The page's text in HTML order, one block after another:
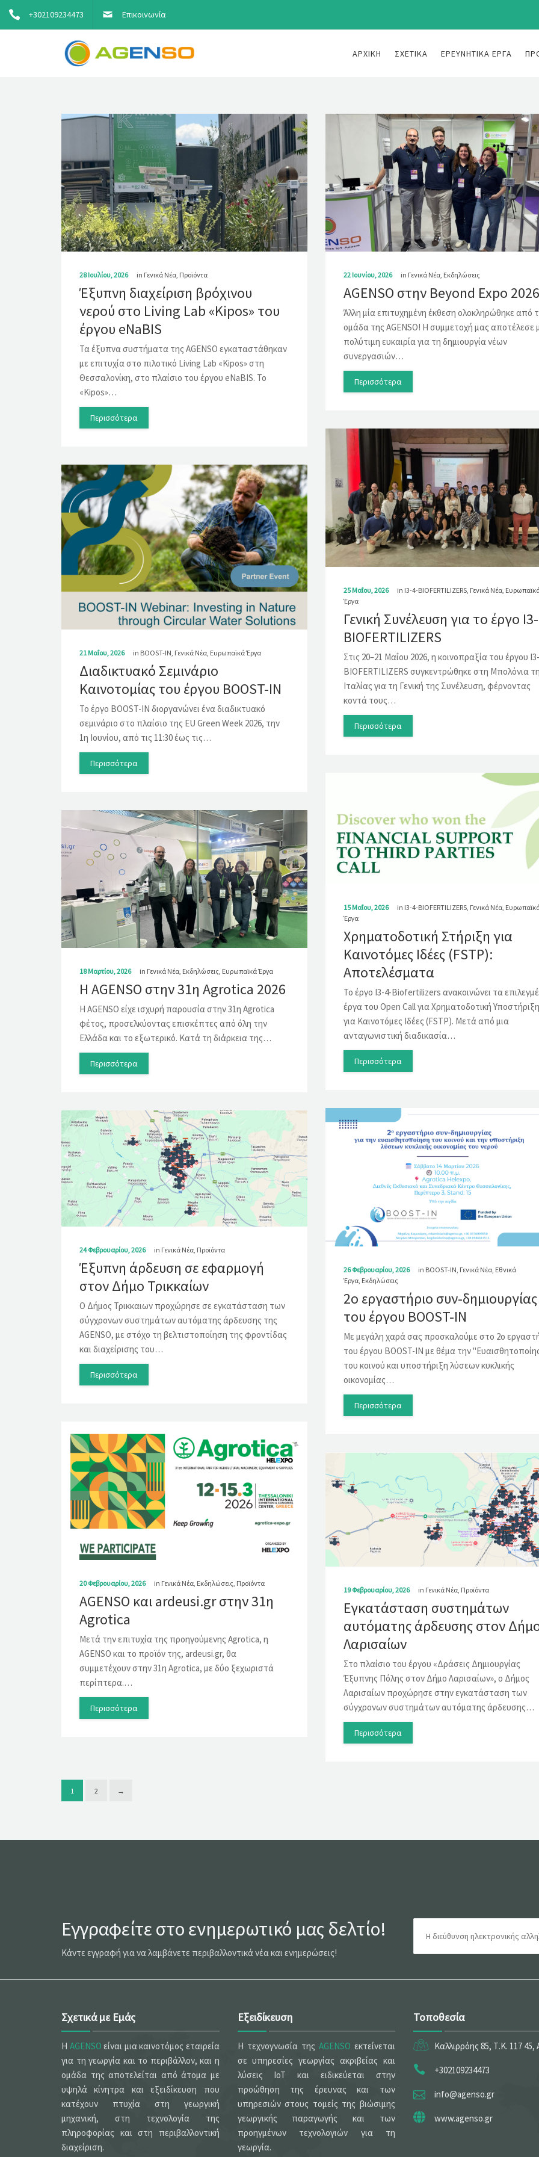
+302109234473 Επικοινωνία
ΑΡΧΙΚΉ ΣΧΕΤΙΚΆ ΕΡΕΥΝΗΤΙΚΆ ΈΡΓΑ
28 Ιουλίου, 2026 in Γενικά Νέα, Προϊόντα
Έξυπνη διαχείριση βρόχινου
νερού στο Living Lab «Kipos» του
έργου eNaBIS
Τα έξυπνα συστήματα της AGENSO εγκαταστάθηκαν
με επιτυχία στο πιλοτικό Living Lab «Kipos» στη
Θεσσαλονίκη, στο πλαίσιο του έργου eNaBIS. Το
«Kipos»…
Περισσότερα
22 Ιουνίου, 2026 in Γενικά Νέα, Εκδηλώσεις
AGENSO στην Beyond Expo 2026
Άλλη μία επιτυχημένη έκθεση ολοκληρώθηκε από
ομάδα της AGENSO! Η συμμετοχή μας αποτέλεσε
πολύτιμη ευκαιρία για τη δημιουργία νέων
συνεργασιών…
Περισσότερα
25 Μαΐου, 2026 in I3-4-BIOFERTILIZERS, Γενικά Νέα,
Έργα
Γενική Συνέλευση για το έργο
BIOFERTILIZERS
Στις 20–21 Μαΐου 2026, η κοινοπραξία του έργου
BIOFERTILIZERS συγκεντρώθηκε στη Μπολόνια
Ιταλίας για τη Γενική της Συνέλευση, φέρνοντας
κοντά τους…
Περισσότερα
21 Μαΐου, 2026 in BOOST-IN Γενικά Νέα Ευρωπαϊκά Έργα
Διαδικτυακό Σεμινάριο
Καινοτομίας του έργου BOOST-IN
Το έργο BOOST-IN διοργανώνει ένα διαδικτυακό
σεμινάριο στο πλαίσιο της EU Green Week 2026, την
1η Ιουνίου, από τις 11:30 έως τις…
Περισσότερα
15 Μαΐου, 2026 in I3-4-BIOFERTILIZERS, Γενικά Νέα,
Έργα
Χρηματοδοτική Στήριξη για
Καινοτόμες Ιδέες (FSTP):
Αποτελέσματα
Το έργο I3-4-Biofertilizers ανακοινώνει τα
έργα του Open Call για Χρηματοδοτική Υποστήριξη
για Καινοτόμες Ιδέες (FSTP). Μετά από μια
ανταγωνιστική διαδικασία…
Περισσότερα
18 Μαρτίου, 2026 in Γενικά Νέα Εκδηλώσεις Ευρωπαϊκά Έργα
Η AGENSO στην 31η Agrotica 2026
Η AGENSO είχε ισχυρή παρουσία στην 31η Agrotica
φέτος, προσελκύοντας επισκέπτες από όλη την
Ελλάδα και το εξωτερικό. Κατά τη διάρκεια της…
Περισσότερα
26 Φεβρουαρίου, 2026 in BOOST-IN Γενικά Νέα, Εθνικά
Έργα, Εκδηλώσεις
2ο εργαστήριο συν-δημιουργίας
του έργου BOOST-IN
Με μεγάλη χαρά σας προσκαλούμε στο 2ο
του έργου BOOST-IN με θέμα την
του κοινού και υποστήριξη λύσεων κυκλικής
οικονομίας…
Περισσότερα
24 Φεβρουαρίου, 2026 in Γενικά Νέα, Προϊόντα
Έξυπνη άρδευση σε εφαρμογή
στον Δήμο Τρικκαίων
Ο Δήμος Τρικκαιων προχώρησε σε εγκατάσταση των
σύγχρονων συστημάτων αυτόματης άρδευσης της
AGENSO, με στόχο τη βελτιστοποίηση της φροντίδας
και διαχείρισης του…
Περισσότερα
20 Φεβρουαρίου, 2026 in Γενικά Νέα Εκδηλώσεις Προϊόντα
AGENSO και ardeusi.gr στην 31η
Agrotica
Μετά την επιτυχία της προηγούμενης Agrotica, η
AGENSO και το προϊόν της, ardeusi.gr, θα
συμμετέχουν στην 31η Agrotica, με δύο ξεχωριστά
περίπτερα.…
Περισσότερα
19 Φεβρουαρίου, 2026 in Γενικά Νέα, Προϊόντα
Εγκατάσταση συστημάτων
αυτόματης άρδευσης στον
Λαρισαίων
Στο πλαίσιο του έργου «Δράσεις Δημιουργίας
Έξυπνης Πόλης στον Δήμο Λαρισαίων», ο Δήμος
Λαρισαίων προχώρησε στην εγκατάσταση των
σύγχρονων συστημάτων αυτόματης άρδευσης…
Περισσότερα
1 2 →
Εγγραφείτε στο ενημερωτικό μας δελτίο!
Κάντε εγγραφή για να λαμβάνετε περιβαλλοντικά νέα και ενημερώσεις!
Σχετικά με Εμάς
Η AGENSO είναι μια καινοτόμος εταιρεία
για τη γεωργία και το περιβάλλον, και η
ομάδα της αποτελείται από άτομα με
υψηλά κίνητρα και εξειδίκευση που
κατέχουν πτυχία στη γεωργική
μηχανική, στη τεχνολογία της
πληροφορίας και στη περιβαλλοντική
διαχείριση.
Εξειδίκευση
Η τεχνογνωσία της AGENSO εκτείνεται
σε υπηρεσίες γεωργίας ακριβείας και
λύσεις IoT και ειδικεύεται στην
προώθηση της έρευνας και των
υπηρεσιών στους τομείς της βιώσιμης
γεωργικής παραγωγής και των
προηγμένων τεχνολογιών για τη
γεωργία.
Τοποθεσία
Καλλιρρόης 85, Τ.Κ. 117 45,
+302109234473
info@agenso.gr
www.agenso.gr